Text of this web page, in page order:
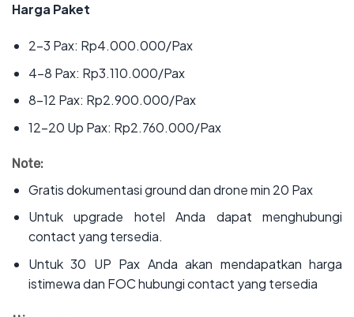
Harga Paket
‌2-3 Pax: Rp4.000.000/Pax
‌4-8 Pax: Rp3.110.000/Pax
‌8-12 Pax: Rp2.900.000/Pax
‌12-20 Up Pax: Rp2.760.000/Pax
Note:
‌Gratis dokumentasi ground dan drone min 20 Pax
‌Untuk upgrade hotel Anda dapat menghubungi
contact yang tersedia.
‌Untuk 30 UP Pax Anda akan mendapatkan harga
istimewa dan FOC hubungi contact yang tersedia